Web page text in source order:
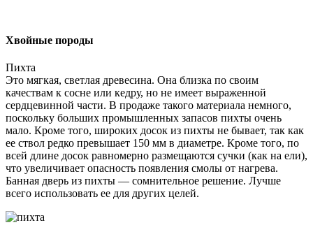
Хвойные породы
Пихта
Это мягкая, светлая древесина. Она близка по своим
качествам к сосне или кедру, но не имеет выраженной
сердцевинной части. В продаже такого материала немного,
поскольку больших промышленных запасов пихты очень
мало. Кроме того, широких досок из пихты не бывает, так как
ее ствол редко превышает 150 мм в диаметре. Кроме того, по
всей длине досок равномерно размещаются сучки (как на ели),
что увеличивает опасность появления смолы от нагрева.
Банная дверь из пихты — сомнительное решение. Лучше
всего использовать ее для других целей.